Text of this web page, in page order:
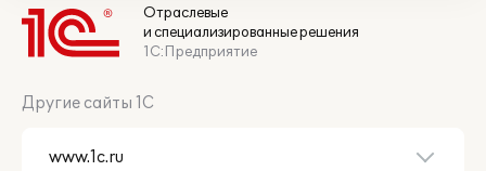
Отраслевые
и специализированные решения
1С:Предприятие
Другие сайты 1С